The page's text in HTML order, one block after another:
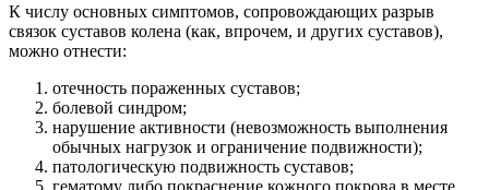
К числу основных симптомов, сопровождающих разрыв
связок суставов колена (как, впрочем, и других суставов),
можно отнести:
отечность пораженных суставов;
болевой синдром;
нарушение активности (невозможность выполнения
обычных нагрузок и ограничение подвижности);
патологическую подвижность суставов;
гематому либо покраснение кожного покрова в месте